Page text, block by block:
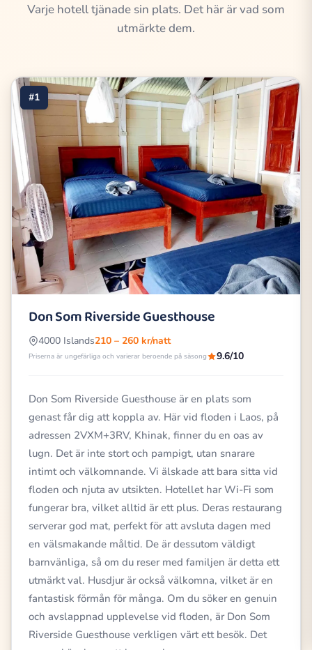
Varje hotell tjänade sin plats. Det här är vad som
utmärkte dem.
#1
Don Som Riverside Guesthouse
4000 Islands210 – 260 kr/natt
Priserna är ungefärliga och varierar beroende på säsong 9.6/10
Don Som Riverside Guesthouse är en plats som
genast får dig att koppla av. Här vid floden i Laos, på
adressen 2VXM+3RV, Khinak, finner du en oas av
lugn. Det är inte stort och pampigt, utan snarare
intimt och välkomnande. Vi älskade att bara sitta vid
floden och njuta av utsikten. Hotellet har Wi-Fi som
fungerar bra, vilket alltid är ett plus. Deras restaurang
serverar god mat, perfekt för att avsluta dagen med
en välsmakande måltid. De är dessutom väldigt
barnvänliga, så om du reser med familjen är detta ett
utmärkt val. Husdjur är också välkomna, vilket är en
fantastisk förmån för många. Om du söker en genuin
och avslappnad upplevelse vid floden, är Don Som
Riverside Guesthouse verkligen värt ett besök. Det